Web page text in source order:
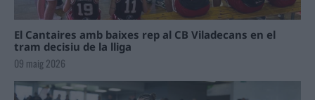
El Cantaires amb baixes rep al CB Viladecans en el
tram decisiu de la lliga
09 maig 2026